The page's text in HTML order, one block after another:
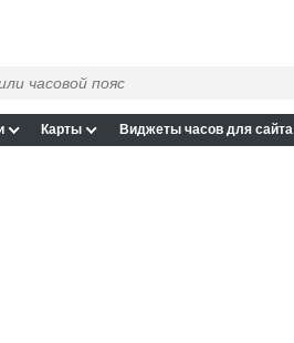
Карты Виджеты часов для сайта